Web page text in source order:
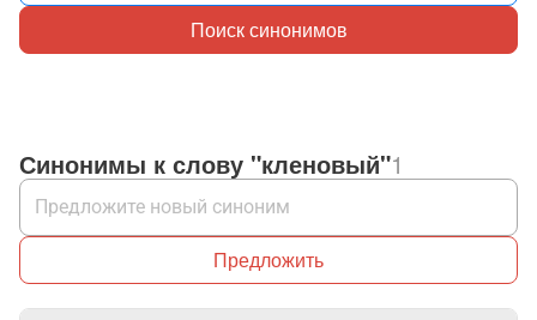
Поиск синонимов
Синонимы к слову "кленовый"1
Предложить